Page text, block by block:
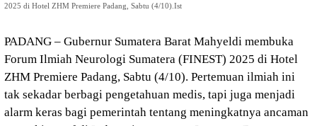
2025 di Hotel ZHM Premiere Padang, Sabtu (4/10).Ist
PADANG – Gubernur Sumatera Barat Mahyeldi membuka
Forum Ilmiah Neurologi Sumatera (FINEST) 2025 di Hotel
ZHM Premiere Padang, Sabtu (4/10). Pertemuan ilmiah ini
tak sekadar berbagi pengetahuan medis, tapi juga menjadi
alarm keras bagi pemerintah tentang meningkatnya ancaman